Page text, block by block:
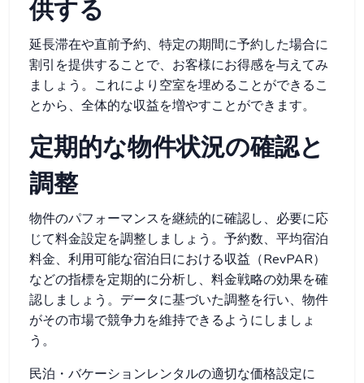
供する
延長滞在や直前予約、特定の期間に予約した場合に
割引を提供することで、お客様にお得感を与えてみ
ましょう。これにより空室を埋めることができるこ
とから、全体的な収益を増やすことができます。
定期的な物件状況の確認と
調整
物件のパフォーマンスを継続的に確認し、必要に応
じて料金設定を調整しましょう。予約数、平均宿泊
料金、利用可能な宿泊日における収益（RevPAR）
などの指標を定期的に分析し、料金戦略の効果を確
認しましょう。データに基づいた調整を行い、物件
がその市場で競争力を維持できるようにしましょ
う。
民泊・バケーションレンタルの適切な価格設定に